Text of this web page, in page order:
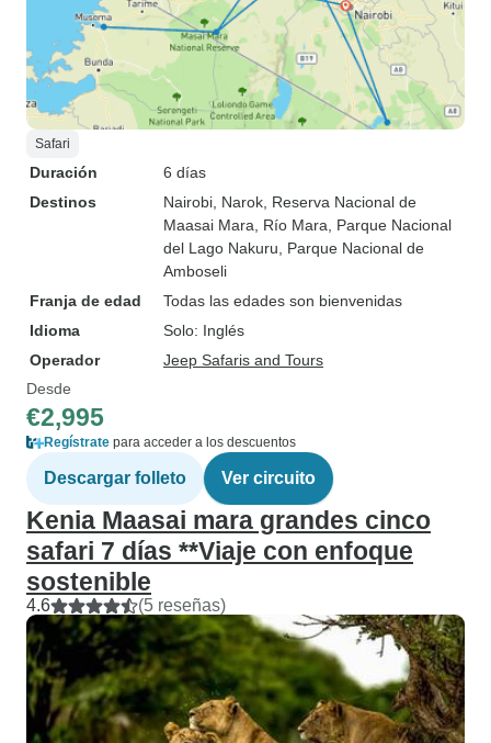
Safari
Duración
6 días
Destinos
Nairobi , Narok , Reserva Nacional de
Maasai Mara , Río Mara , Parque Nacional
del Lago Nakuru , Parque Nacional de
Amboseli
Franja de edad
Todas las edades son bienvenidas
Idioma
Solo: Inglés
Operador
Jeep Safaris and Tours
Desde
€2,995
Regístrate para acceder a los descuentos
Descargar folleto Ver circuito
Kenia Maasai mara grandes cinco
safari 7 días **Viaje con enfoque
sostenible
4.6 (5 reseñas)